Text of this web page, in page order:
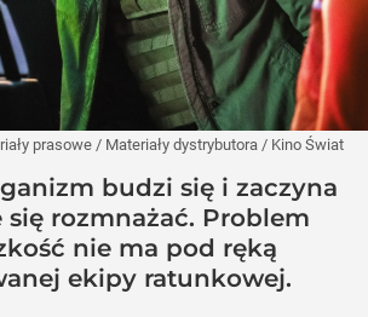
prasowe / Materiały dystrybutora / Kino Świat
budzi się i zaczyna
się rozmnażać. Problem
nie ma pod ręką
ekipy ratunkowej.